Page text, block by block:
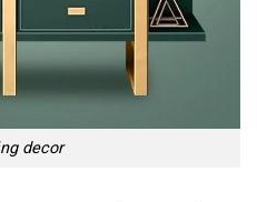
decor